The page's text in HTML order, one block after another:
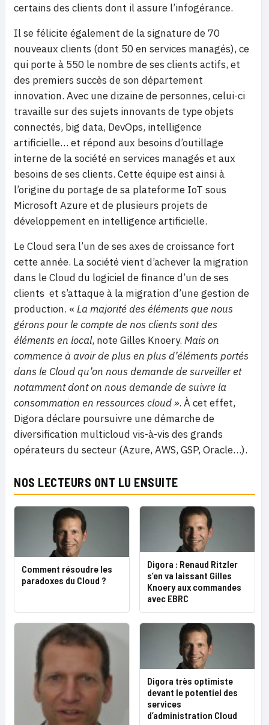
certains des clients dont il assure l’infogérance.
Il se félicite également de la signature de 70
nouveaux clients (dont 50 en services managés), ce
qui porte à 550 le nombre de ses clients actifs, et
des premiers succès de son département
innovation. Avec une dizaine de personnes, celui-ci
travaille sur des sujets innovants de type objets
connectés, big data, DevOps, intelligence
artificielle… et répond aux besoins d’outillage
interne de la société en services managés et aux
besoins de ses clients. Cette équipe est ainsi à
l’origine du portage de sa plateforme IoT sous
Microsoft Azure et de plusieurs projets de
développement en intelligence artificielle.
Le Cloud sera l’un de ses axes de croissance fort
cette année. La société vient d’achever la migration
dans le Cloud du logiciel de finance d’un de ses
clients et s’attaque à la migration d’une gestion de
production. « La majorité des éléments que nous
gérons pour le compte de nos clients sont des
éléments en local, note Gilles Knoery. Mais on
commence à avoir de plus en plus d’éléments portés
dans le Cloud qu’on nous demande de surveiller et
notamment dont on nous demande de suivre la
consommation en ressources cloud ». À cet effet,
Digora déclare poursuivre une démarche de
diversification multicloud vis-à-vis des grands
opérateurs du secteur (Azure, AWS, GSP, Oracle…).
NOS LECTEURS ONT LU ENSUITE
Comment résoudre les
paradoxes du Cloud ?
Digora : Renaud Ritzler
s’en va laissant Gilles
Knoery aux commandes
avec EBRC
Digora très optimiste
devant le potentiel des
services
d’administration Cloud